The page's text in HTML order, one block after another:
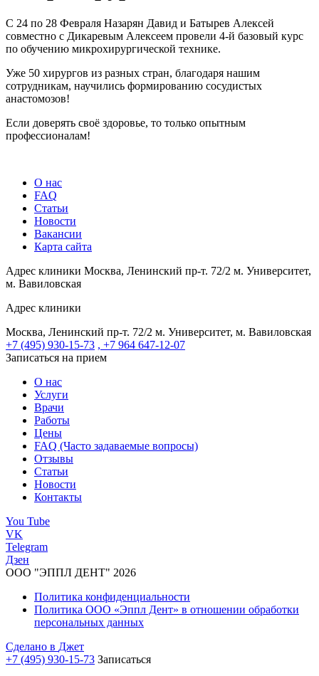
С 24 по 28 Февраля Назарян Давид и Батырев Алексей
совместно с Дикаревым Алексеем провели 4-й базовый курс
по обучению микрохирургической технике.
Уже 50 хирургов из разных стран, благодаря нашим
сотрудникам, научились формированию сосудистых
анастомозов!
Если доверять своё здоровье, то только опытным
профессионалам!
О нас
FAQ
Статьи
Новости
Вакансии
Карта сайта
Адрес клиники Москва, Ленинский пр-т. 72/2 м. Университет,
м. Вавиловская
Адрес клиники
Москва, Ленинский пр-т. 72/2 м. Университет, м. Вавиловская
+7 (495) 930-15-73 , +7 964 647-12-07
Записаться на прием
О нас
Услуги
Врачи
Работы
Цены
FAQ (Часто задаваемые вопросы)
Отзывы
Статьи
Новости
Контакты
You Tube
VK
Telegram
Дзен
ООО "ЭППЛ ДЕНТ" 2026
Политика конфиденциальности
Политика ООО «Эппл Дент» в отношении обработки
персональных данных
Сделано в Джет
+7 (495) 930-15-73 Записаться